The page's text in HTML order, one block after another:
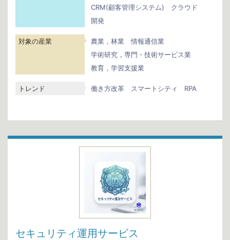
CRM(顧客管理システム)
クラウド
開発
対象の産業 農業，林業
情報通信業
学術研究，専門・技術サービス業
教育，学習支援業
トレンド 働き方改革 スマートシティ RPA
セキュリティ運用サービス